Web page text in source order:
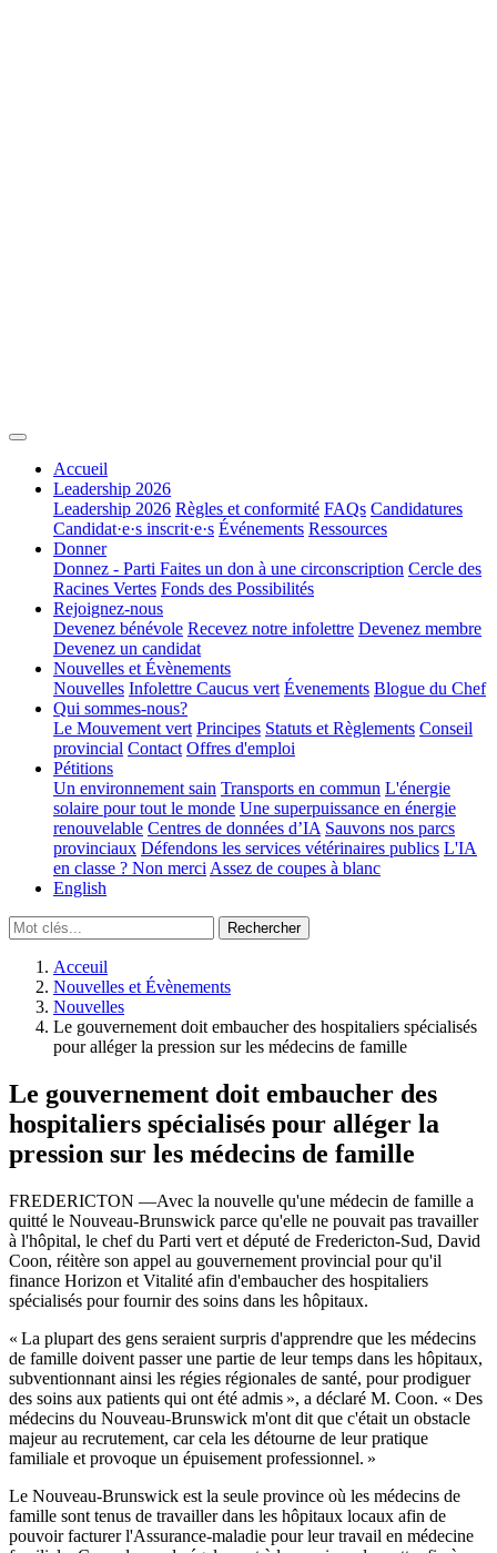
Accueil
Leadership 2026
Leadership 2026 Règles et conformité FAQs Candidatures
Candidat·e·s inscrit·e·s Événements Ressources
Donner
Donnez - Parti Faites un don à une circonscription Cercle des
Racines Vertes Fonds des Possibilités
Rejoignez-nous
Devenez bénévole Recevez notre infolettre Devenez membre
Devenez un candidat
Nouvelles et Évènements
Nouvelles Infolettre Caucus vert Évenements Blogue du Chef
Qui sommes-nous?
Le Mouvement vert Principes Statuts et Règlements Conseil
provincial Contact Offres d'emploi
Pétitions
Un environnement sain Transports en commun L'énergie
solaire pour tout le monde Une superpuissance en énergie
renouvelable Centres de données d’IA Sauvons nos parcs
provinciaux Défendons les services vétérinaires publics L'IA
en classe ? Non merci Assez de coupes à blanc
English
Acceuil
Nouvelles et Évènements
Nouvelles
Le gouvernement doit embaucher des hospitaliers spécialisés
pour alléger la pression sur les médecins de famille
Le gouvernement doit embaucher des
hospitaliers spécialisés pour alléger la
pression sur les médecins de famille
FREDERICTON —Avec la nouvelle qu'une médecin de famille a
quitté le Nouveau-Brunswick parce qu'elle ne pouvait pas travailler
à l'hôpital, le chef du Parti vert et député de Fredericton-Sud, David
Coon, réitère son appel au gouvernement provincial pour qu'il
finance Horizon et Vitalité afin d'embaucher des hospitaliers
spécialisés pour fournir des soins dans les hôpitaux.
« La plupart des gens seraient surpris d'apprendre que les médecins
de famille doivent passer une partie de leur temps dans les hôpitaux,
subventionnant ainsi les régies régionales de santé, pour prodiguer
des soins aux patients qui ont été admis », a déclaré M. Coon. « Des
médecins du Nouveau-Brunswick m'ont dit que c'était un obstacle
majeur au recrutement, car cela les détourne de leur pratique
familiale et provoque un épuisement professionnel. »
Le Nouveau-Brunswick est la seule province où les médecins de
famille sont tenus de travailler dans les hôpitaux locaux afin de
pouvoir facturer l'Assurance-maladie pour leur travail en médecine